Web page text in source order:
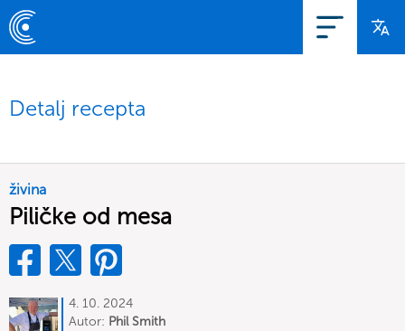
Detalj recepta
živina
Piličke od mesa
4. 10. 2024
Autor: Phil Smith